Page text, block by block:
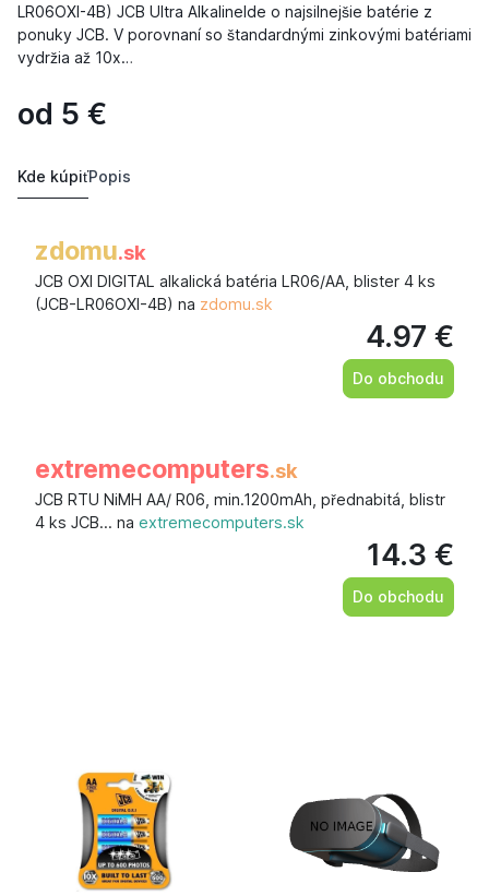
LR06OXI-4B) JCB Ultra AlkalineIde o najsilnejšie batérie z
ponuky JCB. V porovnaní so štandardnými zinkovými batériami
vydržia až 10x…
od 5 €
Kde kúpiťPopis
zdomu.sk
JCB OXI DIGITAL alkalická batéria LR06/AA, blister 4 ks
(JCB-LR06OXI-4B) na zdomu.sk
4.97 €
Do obchodu
extremecomputers.sk
JCB RTU NiMH AA/ R06, min.1200mAh, přednabitá, blistr
4 ks JCB… na extremecomputers.sk
14.3 €
Do obchodu